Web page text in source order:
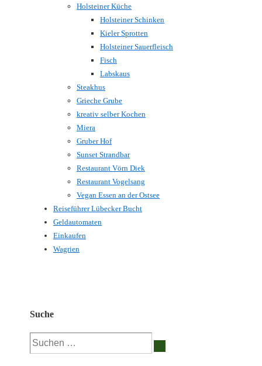
Holsteiner Küche
Holsteiner Schinken
Kieler Sprotten
Holsteiner Sauerfleisch
Fisch
Labskaus
Steakhus
Grieche Grube
kreativ selber Kochen
Miera
Gruber Hof
Sunset Strandbar
Restaurant Vörn Diek
Restaurant Vogelsang
Vegan Essen an der Ostsee
Reiseführer Lübecker Bucht
Geldautomaten
Einkaufen
Wagrien
Suche
Suchen
nach: